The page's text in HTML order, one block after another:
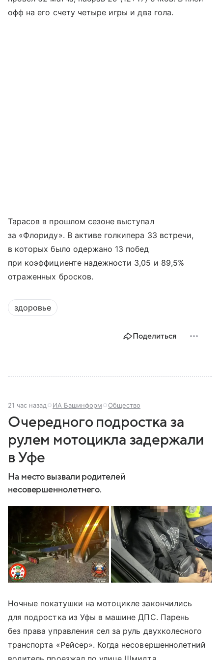
офф на его счету четыре игры и два гола.
Тарасов в прошлом сезоне выступал
за «Флориду». В активе голкипера 33 встречи,
в которых было одержано 13 побед
при коэффициенте надежности 3,05 и 89,5%
отраженных бросков.
здоровье
Поделиться
21 час назад ИА Башинформ Общество
Очередного подростка за
рулем мотоцикла задержали
в Уфе
На место вызвали родителей
несовершеннолетнего.
Ночные покатушки на мотоцикле закончились
для подростка из Уфы в машине ДПС. Парень
без права управления сел за руль двухколесного
транспорта «Рейсер». Когда несовершеннолетний